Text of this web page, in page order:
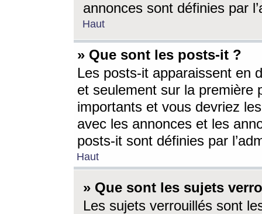
annonces sont définies par
Haut
» Que sont les posts-it ?
Les posts-it apparaissent en
et seulement sur la première
importants et vous devriez
avec les annonces et les
posts-it sont définies par
Haut
» Que sont les sujets
Les sujets verrouillés sont